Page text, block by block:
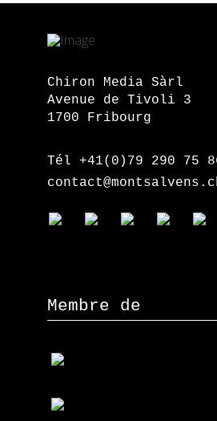
Chiron Media Sàrl
Avenue de Tivoli 3
1700 Fribourg
Tél +41(0)79 290 75
Membre de